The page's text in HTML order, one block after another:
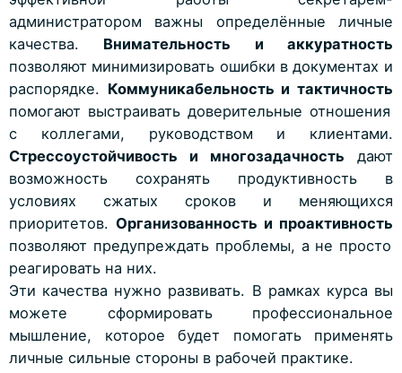
администратором важны определённые личные
качества. Внимательность и аккуратность
позволяют минимизировать ошибки в документах и
распорядке. Коммуникабельность и тактичность
помогают выстраивать доверительные отношения
с коллегами, руководством и клиентами.
Стрессоустойчивость и многозадачность дают
возможность сохранять продуктивность в
условиях сжатых сроков и меняющихся
приоритетов. Организованность и проактивность
позволяют предупреждать проблемы, а не просто
реагировать на них.
Эти качества нужно развивать. В рамках курса вы
можете сформировать профессиональное
мышление, которое будет помогать применять
личные сильные стороны в рабочей практике.